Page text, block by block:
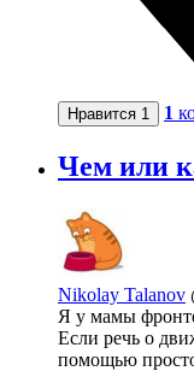
Нравится 1 1
Чем или
Nikolay Talanov
Я у мамы
Если речь о
помощью